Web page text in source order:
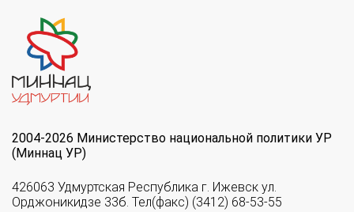
2004-2026 Министерство национальной политики УР
(Миннац УР)
426063 Удмуртская Республика г. Ижевск ул.
Орджоникидзе 33б. Тел(факс) (3412) 68-53-55